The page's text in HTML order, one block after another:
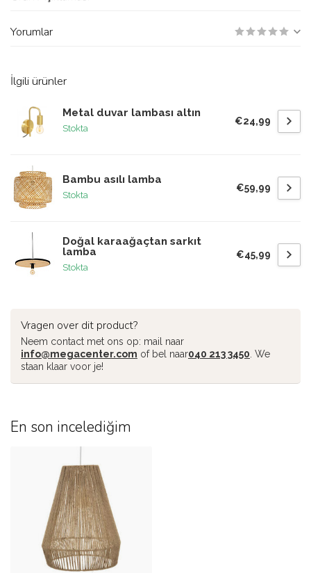
Yorumlar
İlgili ürünler
Metal duvar lambası altın
Stokta
€24,99
Bambu asılı lamba
Stokta
€59,99
Doğal karaağaçtan sarkıt
lamba
Stokta
€45,99
Vragen over dit product?
Neem contact met ons op: mail naar
info@megacenter.com of bel naar040 213 3450 . We
staan klaar voor je!
En son incelediğim